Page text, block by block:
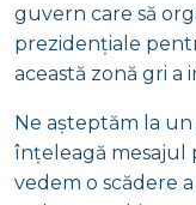
guvern care să
prezidențiale
această zonă gri a
Ne așteptăm la un
înțeleagă mesajul
vedem o scădere